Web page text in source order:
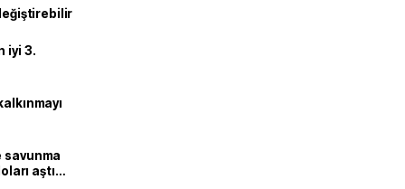
iyi 3.
savunma
aştı